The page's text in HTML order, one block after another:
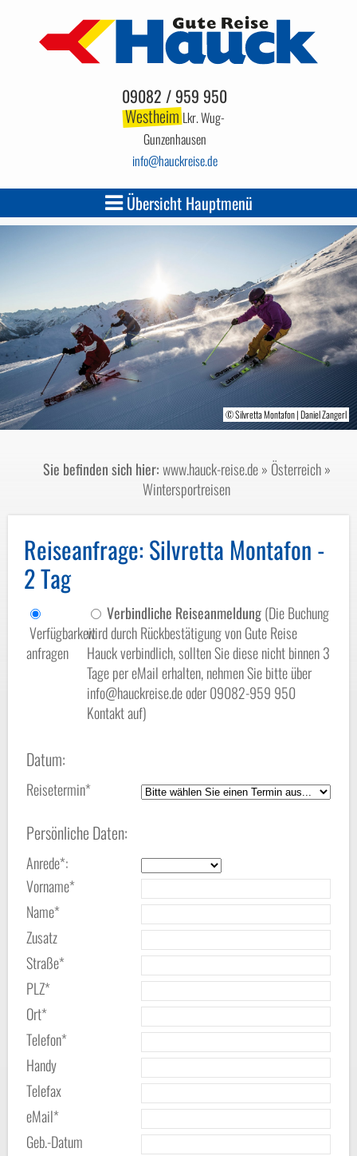
09082 / 959 950
WestheimLkr. Wug-
Gunzenhausen
info hauckreise.de
Übersicht Hauptmenü
© Silvretta Montafon/Patrick Säly
© Silvretta Montafon/Patrick Säly
© Silvretta Montafon | Daniel Zangerl
Sie befinden sich hier:www.hauck-reise.de» Österreich»
Wintersportreisen
Reiseanfrage: Silvretta Montafon -
2 Tag
Verfügbarkeit
anfragen
Verbindliche Reiseanmeldung(Die Buchung
wird durch Rückbestätigung von Gute Reise
Hauck verbindlich, sollten Sie diese nicht binnen 3
Tage per eMail erhalten, nehmen Sie bitte über
info@hauckreise.de oder 09082-959 950
Kontakt auf)
Datum:
Reisetermin*
Persönliche Daten:
Anrede*:
Vorname*
Name*
Zusatz
Straße*
PLZ*
Ort*
Telefon*
Handy
Telefax
eMail*
Geb.-Datum